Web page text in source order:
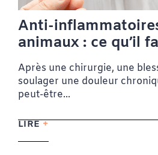
Anti-
animaux : ce qu’il
Après une chirurgie, une
soulager une douleur
peut-être...
LIRE